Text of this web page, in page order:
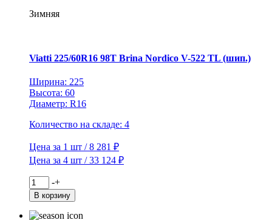
Зимняя
Viatti 225/60R16 98T Brina Nordico V-522 TL (шип.)
Ширина: 225
Высота: 60
Диаметр: R16
Количество на складе: 4
Цена за 1 шт / 8 281 ₽
Цена за 4 шт / 33 124 ₽
Количество
товара
Viatti
225/60R16
-+
В корзину